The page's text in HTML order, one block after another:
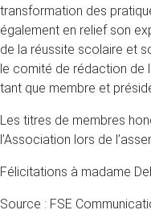
transformation des
également en relief son
de la réussite scolaire et
le comité de rédaction de
tant que membre et
Les titres de membres
l’Association lors de
Félicitations à madame
Source : FSE